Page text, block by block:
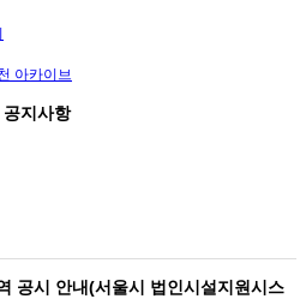
아카이브
공지사항
공시 안내(서울시 법인시설지원시스